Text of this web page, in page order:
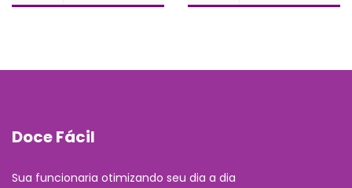
Doce Fácil
Sua funcionaria otimizando seu dia a dia